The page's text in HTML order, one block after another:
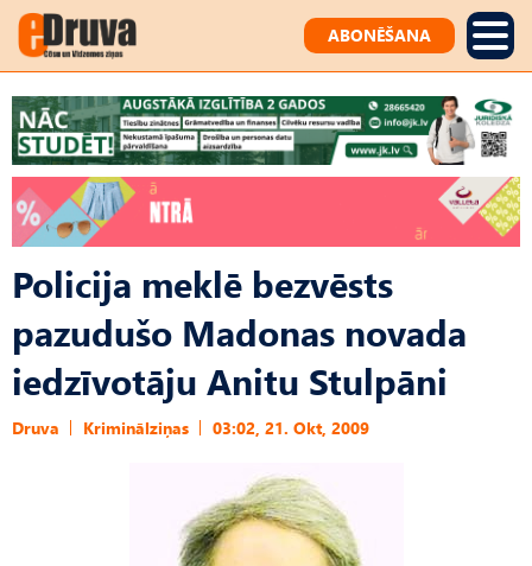
ABONĒŠANA
Policija meklē bezvēsts
pazudušo Madonas novada
iedzīvotāju Anitu Stulpāni
Druva Kriminālziņas 03:02, 21. Okt, 2009